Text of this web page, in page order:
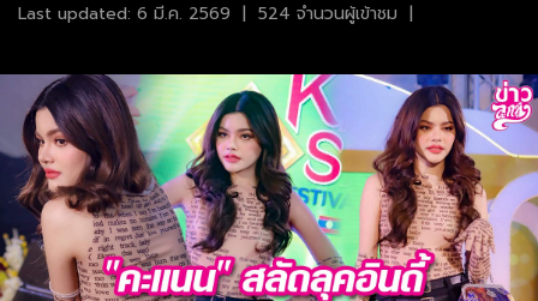
Last updated: 6 มี.ค. 2569 | 524 จำนวนผู้เข้าชม |